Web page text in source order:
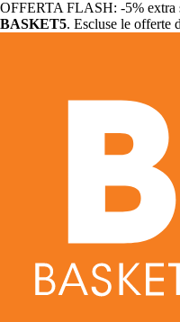
OFFERTA FLASH: -5% extra
BASKET5. Escluse le offerte